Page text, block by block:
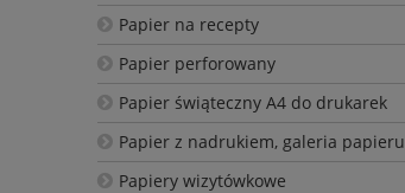
Papier na recepty
Papier perforowany
Papier świąteczny A4 do drukarek
Papier z nadrukiem, galeria papieru
Papiery wizytówkowe